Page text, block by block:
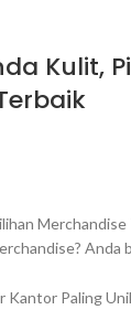
Kulit,
Anda